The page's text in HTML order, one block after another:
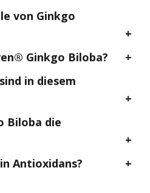
von Ginkgo
Ginkgo Biloba?
in diesem
Biloba die
Antioxidans?